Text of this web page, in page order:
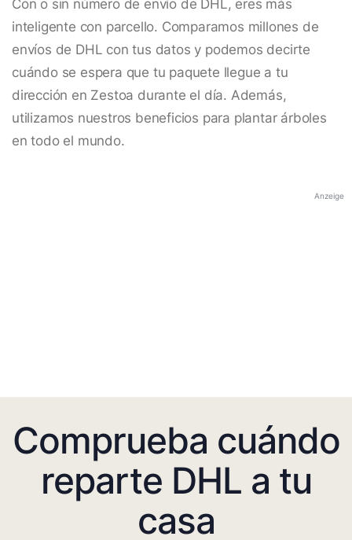
Con o sin número de envío de DHL, eres más
inteligente con parcello. Comparamos millones de
envíos de DHL con tus datos y podemos decirte
cuándo se espera que tu paquete llegue a tu
dirección en Zestoa durante el día. Además,
utilizamos nuestros beneficios para plantar árboles
en todo el mundo.
Anzeige
Comprueba cuándo
reparte DHL a tu
casa